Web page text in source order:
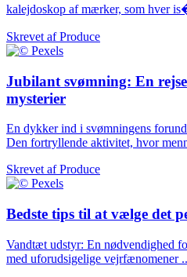
kalejdoskop af mærker, som hver
Skrevet afProduce
Jubilant svømning: En
mysterier
En dykker ind i svømningens
Den fortryllende aktivitet, hvor
Skrevet afProduce
Bedste tips til at vælge det
Vandtæt udstyr: En nødvendighed
med uforudsigelige vejrfænomener